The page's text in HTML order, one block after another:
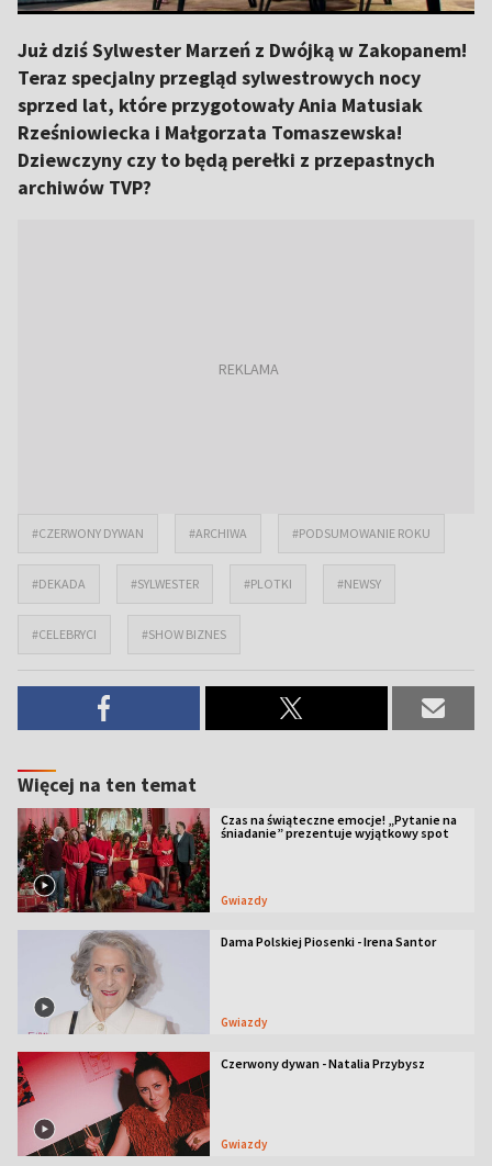
Już dziś Sylwester Marzeń z Dwójką w Zakopanem!
Teraz specjalny przegląd sylwestrowych nocy
sprzed lat, które przygotowały Ania Matusiak
Rześniowiecka i Małgorzata Tomaszewska!
Dziewczyny czy to będą perełki z przepastnych
archiwów TVP?
#CZERWONY DYWAN #ARCHIWA #PODSUMOWANIE ROKU
#DEKADA #SYLWESTER #PLOTKI #NEWSY
#CELEBRYCI #SHOW BIZNES
Więcej na ten temat
Czas na świąteczne emocje! „Pytanie na
śniadanie” prezentuje wyjątkowy spot
Gwiazdy
Dama Polskiej Piosenki - Irena Santor
Gwiazdy
Czerwony dywan - Natalia Przybysz
Gwiazdy